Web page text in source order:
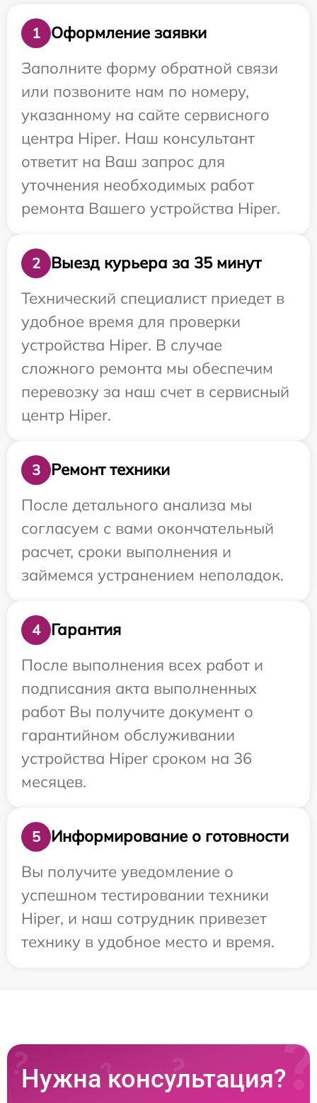
1
Оформление заявки
Заполните форму обратной связи
или позвоните нам по номеру,
указанному на сайте сервисного
центра Hiper. Наш консультант
ответит на Ваш запрос для
уточнения необходимых работ
ремонта Вашего устройства Hiper.
2
Выезд курьера за 35 минут
Технический специалист приедет в
удобное время для проверки
устройства Hiper. В случае
сложного ремонта мы обеспечим
перевозку за наш счет в сервисный
центр Hiper.
3
Ремонт техники
После детального анализа мы
согласуем с вами окончательный
расчет, сроки выполнения и
займемся устранением неполадок.
4
Гарантия
После выполнения всех работ и
подписания акта выполненных
работ Вы получите документ о
гарантийном обслуживании
устройства Hiper сроком на 36
месяцев.
5
Информирование о готовности
Вы получите уведомление о
успешном тестировании техники
Hiper, и наш сотрудник привезет
технику в удобное место и время.
Нужна консультация?